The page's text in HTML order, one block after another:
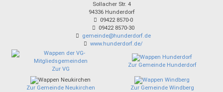
Sollacher Str. 4
94336 Hunderdorf
09422 8570-0
09422 8570-30
gemeinde@hunderdorf.de
www.hunderdorf.de/
Zur VG
Zur Gemeinde Hunderdorf
Zur Gemeinde Neukirchen Zur Gemeinde Windberg